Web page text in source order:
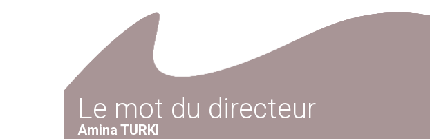
Le mot du directeur
Amina TURKI